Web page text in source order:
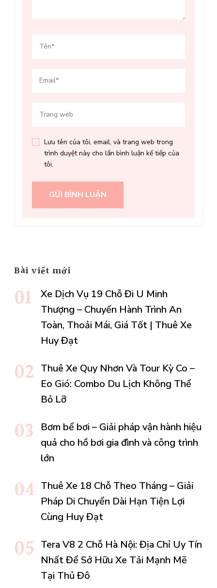
Lưu tên của tôi, email, và trang web trong
trình duyệt này cho lần bình luận kế tiếp của
tôi.
Bài viết mới
Xe Dịch Vụ 19 Chỗ Đi U Minh
Thượng – Chuyến Hành Trình An
Toàn, Thoải Mái, Giá Tốt | Thuê Xe
Huy Đạt
Thuê Xe Quy Nhơn Và Tour Kỳ Co –
Eo Gió: Combo Du Lịch Không Thể
Bỏ Lỡ
Bơm bể bơi – Giải pháp vận hành hiệu
quả cho hồ bơi gia đình và công trình
lớn
Thuê Xe 18 Chỗ Theo Tháng – Giải
Pháp Di Chuyển Dài Hạn Tiện Lợi
Cùng Huy Đạt
Tera V8 2 Chỗ Hà Nội: Địa Chỉ Uy Tín
Nhất Để Sở Hữu Xe Tải Mạnh Mẽ
Tại Thủ Đô